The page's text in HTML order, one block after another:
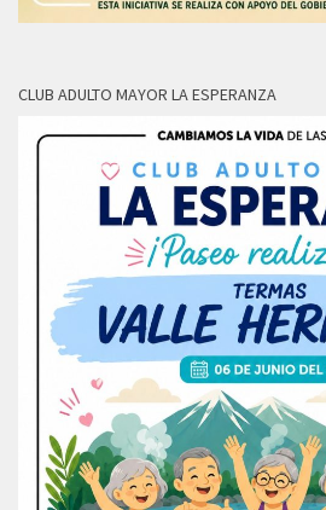
CLUB ADULTO MAYOR LA ESPERANZA